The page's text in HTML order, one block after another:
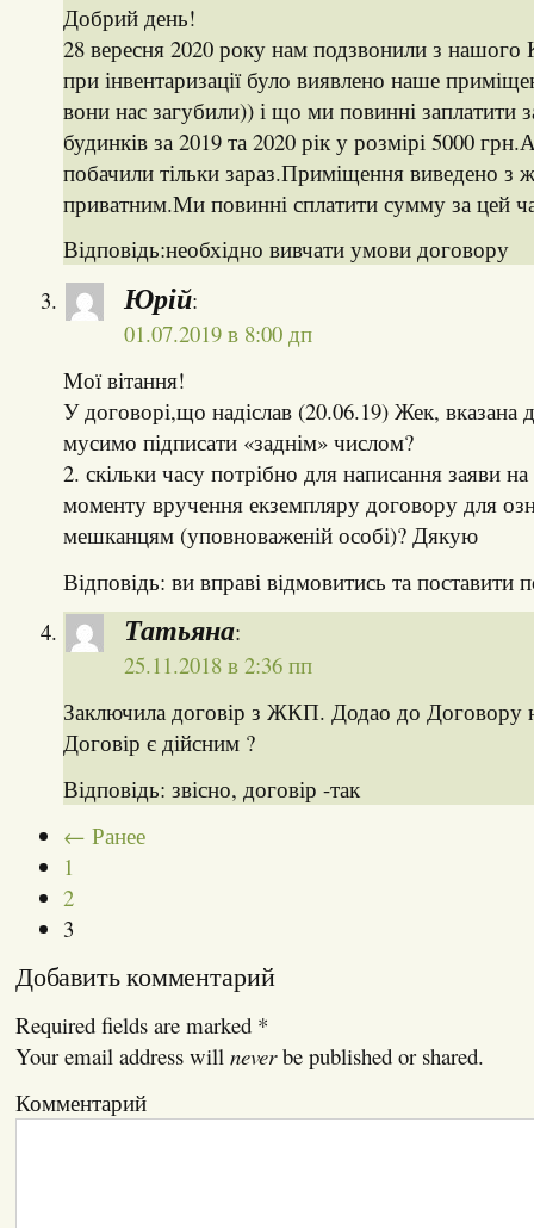
Добрий день!
28 вересня 2020 року нам подзвонили з нашого
при інвентаризації було виявлено наше
вони нас загубили)) і що ми повинні заплатити
будинків за 2019 та 2020 рік у розмірі 5000
побачили тільки зараз.Приміщення виведено з
приватним.Ми повинні сплатити сумму за цей
Відповідь:необхідно вивчати умови договору
Юрій:
01.07.2019 в 8:00 дп
Мої вітання!
У договорі,що надіслав (20.06.19) Жек, вказана
мусимо підписати «заднім» числом?
2. скільки часу потрібно для написання заяви
моменту вручення екземпляру договору для
мешканцям (уповноваженій особі)? Дякую
Відповідь: ви вправі відмовитись та поставити
Татьяна:
25.11.2018 в 2:36 пп
Заключила договір з ЖКП. Додао до Договору
Договір є дійсним ?
Відповідь: звісно, договір -так
← Ранее
1
2
3
Добавить комментарий
Required fields are marked *
Your email address will neverbe published or shared.
Комментарий